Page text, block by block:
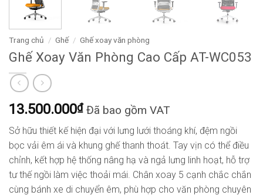
Trang chủ / Ghế / Ghế xoay văn phòng
Ghế Xoay Văn Phòng Cao Cấp AT-WC053
13.500.000₫ Đã bao gồm VAT
Sở hữu thiết kế hiện đại với lưng lưới thoáng khí, đệm ngồi
bọc vải êm ái và khung ghế thanh thoát. Tay vịn có thể điều
chỉnh, kết hợp hệ thống nâng hạ và ngả lưng linh hoạt, hỗ trợ
tư thế ngồi làm việc thoải mái. Chân xoay 5 cạnh chắc chắn
cùng bánh xe di chuyển êm, phù hợp cho văn phòng chuyên